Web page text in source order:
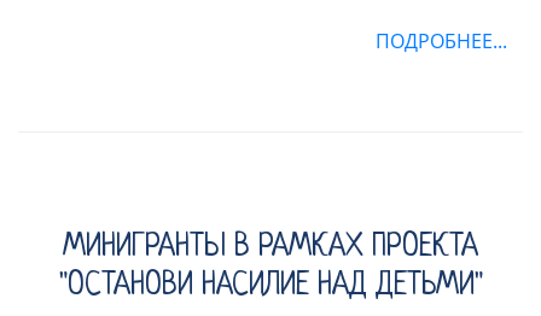
ПОДРОБНЕЕ...
МИНИГРАНТЫ В РАМКАХ ПРОЕКТА
"ОСТАНОВИ НАСИЛИЕ НАД ДЕТЬМИ"